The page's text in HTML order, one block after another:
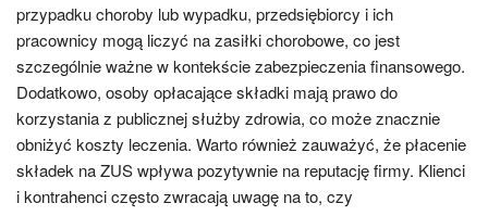
przypadku choroby lub wypadku, przedsiębiorcy i ich
pracownicy mogą liczyć na zasiłki chorobowe, co jest
szczególnie ważne w kontekście zabezpieczenia finansowego.
Dodatkowo, osoby opłacające składki mają prawo do
korzystania z publicznej służby zdrowia, co może znacznie
obniżyć koszty leczenia. Warto również zauważyć, że płacenie
składek na ZUS wpływa pozytywnie na reputację firmy. Klienci
i kontrahenci często zwracają uwagę na to, czy